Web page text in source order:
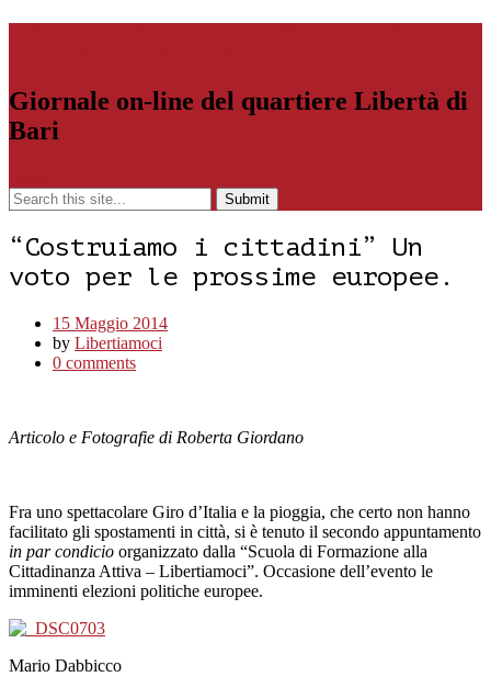
Giornale on-line del quartiere Libertà di
Bari
“Costruiamo i cittadini” Un
voto per le prossime europee.
15 Maggio 2014
by Libertiamoci
0 comments
Articolo e Fotografie di Roberta Giordano
Fra uno spettacolare Giro d’Italia e la pioggia, che certo non hanno
facilitato gli spostamenti in città, si è tenuto il secondo appuntamento
in par condicio organizzato dalla “Scuola di Formazione alla
Cittadinanza Attiva – Libertiamoci”. Occasione dell’evento le
imminenti elezioni politiche europee.
Mario Dabbicco